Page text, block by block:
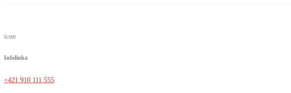
icon
Infolinka
+421 910 111 555